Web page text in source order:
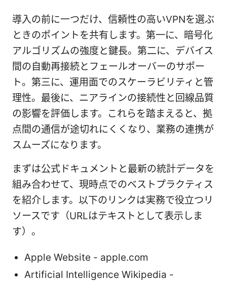
導入の前に一つだけ、信頼性の高いVPNを選ぶ
ときのポイントを共有します。第一に、暗号化
アルゴリズムの強度と鍵長。第二に、デバイス
間の自動再接続とフェールオーバーのサポー
ト。第三に、運用面でのスケーラビリティと管
理性。最後に、ニアラインの接続性と回線品質
の影響を評価します。これらを踏まえると、拠
点間の通信が途切れにくくなり、業務の連携が
スムーズになります。
まずは公式ドキュメントと最新の統計データを
組み合わせて、現時点でのベストプラクティス
を紹介します。以下のリンクは実務で役立つリ
ソースです（URLはテキストとして表示しま
す）。
Apple Website - apple.com
Artificial Intelligence Wikipedia -